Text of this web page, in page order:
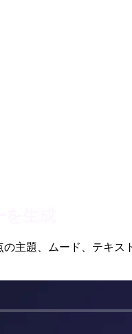
生成
主題、ムード、テキ